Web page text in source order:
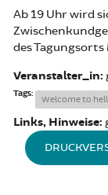
Ab 19 Uhr wird
des
Veranstalter_in:
Tags:
Welcome to hell
Links, Hinweise: